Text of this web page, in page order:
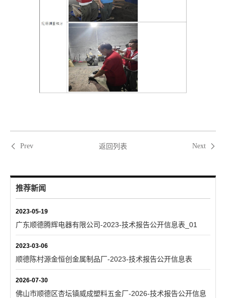
Prev 返回列表 Next
推荐新闻
2023-05-19
广东顺德腾辉电器有限公司-2023-技术报告公开信息表_01
2023-03-06
顺德陈村源金恒创金属制品厂-2023-技术报告公开信息表
2026-07-30
佛山市顺德区杏坛镇威成塑料五金厂-2026-技术报告公开信息